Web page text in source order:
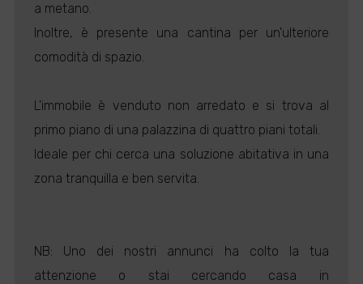
a metano.
Inoltre, è presente una cantina per un'ulteriore
comodità di spazio.
L'immobile è venduto non arredato e si trova al
primo piano di una palazzina di quattro piani totali.
Ideale per chi cerca una soluzione abitativa in una
zona tranquilla e ben servita.
NB: Uno dei nostri annunci ha colto la tua
attenzione o stai cercando casa in